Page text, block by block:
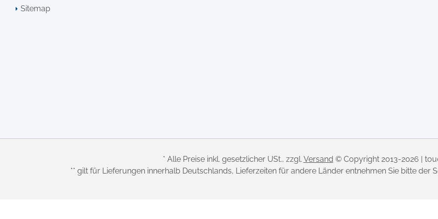
Sitemap
* Alle Preise inkl. gesetzlicher USt., zzgl. Versand © Copyright 2013-2026 |
** gilt für Lieferungen innerhalb Deutschlands, Lieferzeiten für andere Länder entnehmen Sie bitte der